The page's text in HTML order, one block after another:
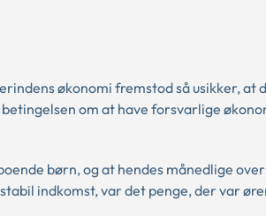
økonomi fremstod så usikker, at
om at have forsvarlige
børn, og at hendes månedlige
indkomst, var det penge, der var